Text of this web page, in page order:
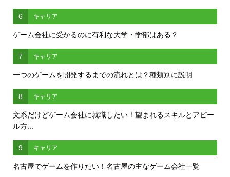
6 キャリア
ゲーム会社に受かるのに有利な大学・学部はある？
7 キャリア
一つのゲームを開発するまでの流れとは？種類別に説明
8 キャリア
文系だけどゲーム会社に就職したい！望まれるスキルとアピー
ル方...
9 キャリア
名古屋でゲームを作りたい！名古屋の主なゲーム会社一覧